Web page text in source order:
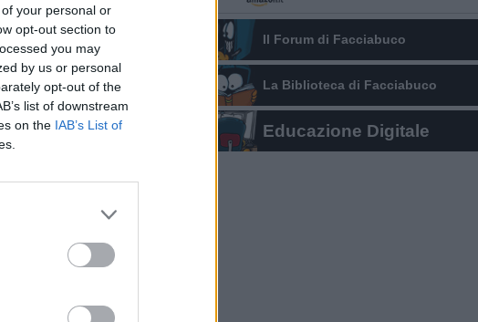
your personal or
opt-out section to
you may
by us or personal
opt-out of the
list of downstream
on the IAB’s List of
Il Forum di Facciabuco
La Biblioteca di Facciabuco
Educazione Digitale